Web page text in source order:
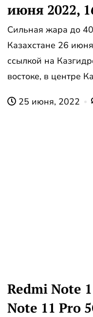
июня 2022,
Сильная жара до
Казахстане 26
ссылкой на
востоке, в центре
25 июня, 2022
Redmi Note
Note 11 Pro